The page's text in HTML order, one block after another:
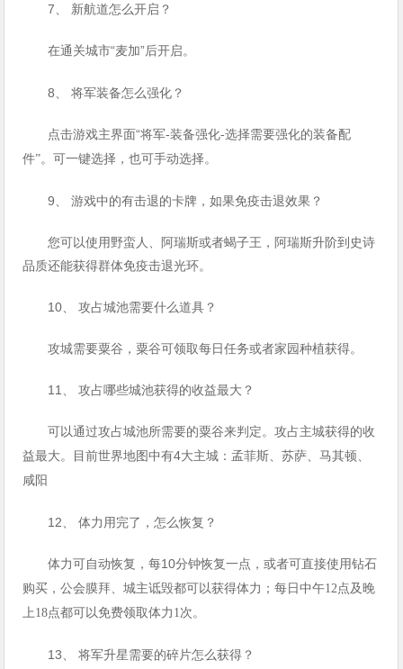
7、 新航道怎么开启？
在通关城市“麦加”后开启。
8、 将军装备怎么强化？
点击游戏主界面“将军-装备强化-选择需要强化的装备配
件”。可一键选择，也可手动选择。
9、 游戏中的有击退的卡牌，如果免疫击退效果？
您可以使用野蛮人、阿瑞斯或者蝎子王，阿瑞斯升阶到史诗
品质还能获得群体免疫击退光环。
10、 攻占城池需要什么道具？
攻城需要粟谷，粟谷可领取每日任务或者家园种植获得。
11、 攻占哪些城池获得的收益最大？
可以通过攻占城池所需要的粟谷来判定。攻占主城获得的收
益最大。目前世界地图中有4大主城：孟菲斯、苏萨、马其顿、
咸阳
12、 体力用完了，怎么恢复？
体力可自动恢复，每10分钟恢复一点，或者可直接使用钻石
购买，公会膜拜、城主诋毁都可以获得体力；每日中午12点及晚
上18点都可以免费领取体力 1次。
13、 将军升星需要的碎片怎么获得？